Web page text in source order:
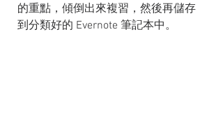
的重點，傾倒出來複習，然後再儲存
到分類好的 Evernote 筆記本中。